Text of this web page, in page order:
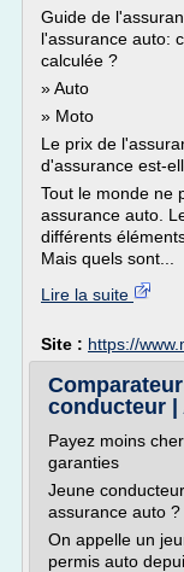
Guide de
l'assurance auto:
calculée ?
» Auto
» Moto
Le prix de
d'assurance est-
Tout le monde ne
assurance auto.
différents
Mais quels sont...
Lire la suite
Site : https://
conducteur |
Payez moins
garanties
Jeune
assurance auto ?
On appelle un
permis auto